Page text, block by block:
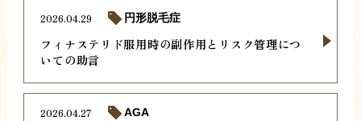
フィナステリド服用時の副作用とリスク管理につ
いての助言
2026.04.29 円形脱毛症
2026.04.27 AGA